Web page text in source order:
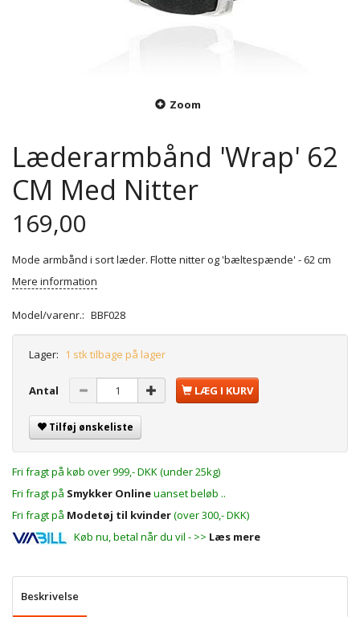
Zoom
Læderarmbånd 'Wrap' 62
CM Med Nitter
169,00
Mode armbånd i sort læder. Flotte nitter og 'bæltespænde' - 62 cm
Mere information
Model/varenr.: BBF028
Lager: 1 stk tilbage på lager
Antal LÆG I KURV
Tilføj ønskeliste
Fri fragt på køb over 999,- DKK (under 25kg)
Fri fragt på Smykker Onlineuanset beløb ..
Fri fragt på Modetøj til kvinder(over 300,- DKK)
Køb nu, betal når du vil - >> Læs mere
Beskrivelse